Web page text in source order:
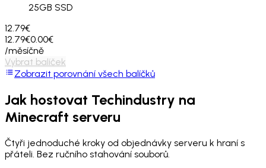
25GB SSD
12.79€
12.79€0.00€
/měsíčně
Vybrat balíček
Zobrazit porovnání všech balíčků
Jak hostovat Techindustry na
Minecraft serveru
Čtyři jednoduché kroky od objednávky serveru k hraní s
přáteli. Bez ručního stahování souborů.